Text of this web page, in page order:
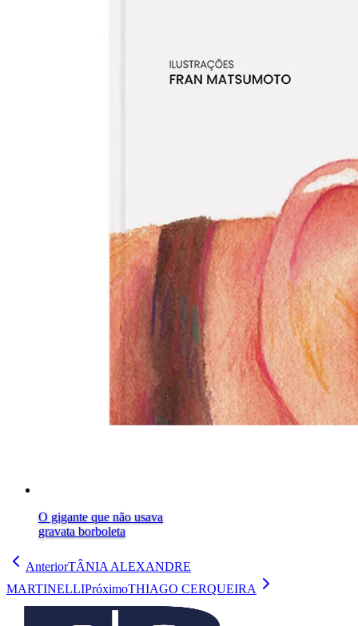
O gigante que não usava
gravata borboleta
AnteriorTÂNIA ALEXANDRE
MARTINELLIPróximoTHIAGO CERQUEIRA